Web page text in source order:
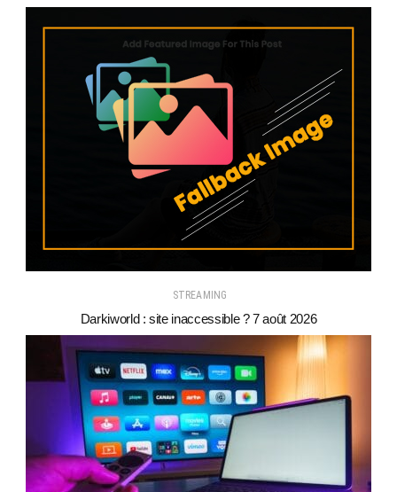
STREAMING
Darkiworld : site inaccessible ? 7 août 2026